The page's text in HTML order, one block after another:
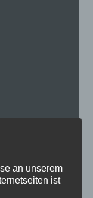
an unserem
ist